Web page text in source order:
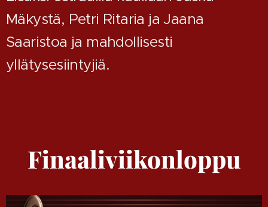
Mäkystä, Petri Ritaria ja Jaana
Saaristoa ja mahdollisesti
yllätysesiintyjiä.
Finaaliviikonloppu